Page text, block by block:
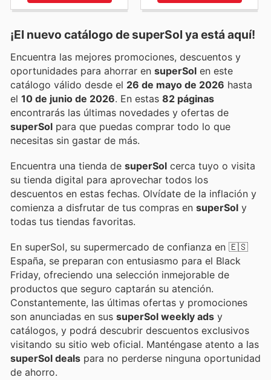
¡El nuevo catálogo desuperSol ya está aquí!
Encuentra las mejores promociones, descuentos y
oportunidades para ahorrar en superSol en este
catálogo válido desde el 26 de mayo de 2026 hasta
el 10 de junio de 2026 . En estas 82 páginas
encontrarás las últimas novedades y ofertas de
superSol para que puedas comprar todo lo que
necesitas sin gastar de más.
Encuentra una tienda de superSol cerca tuyo o visita
su tienda digital para aprovechar todos los
descuentos en estas fechas. Olvídate de la inflación y
comienza a disfrutar de tus compras en superSol y
todas tus tiendas favoritas.
En superSol, su supermercado de confianza en 🇪🇸
España, se preparan con entusiasmo para el Black
Friday, ofreciendo una selección inmejorable de
productos que seguro captarán su atención.
Constantemente, las últimas ofertas y promociones
son anunciadas en sus superSol weekly ads y
catálogos, y podrá descubrir descuentos exclusivos
visitando su sitio web oficial. Manténgase atento a las
superSol deals para no perderse ninguna oportunidad
de ahorro.